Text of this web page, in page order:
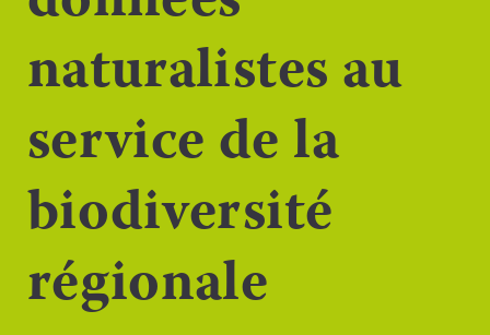
naturalistes au
service de la
biodiversité
régionale